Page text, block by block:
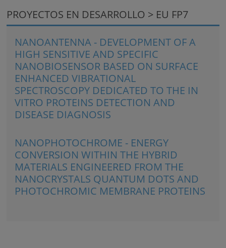
PROYECTOS EN DESARROLLO > EU FP7
NANOANTENNA - DEVELOPMENT OF A
HIGH SENSITIVE AND SPECIFIC
NANOBIOSENSOR BASED ON SURFACE
ENHANCED VIBRATIONAL
SPECTROSCOPY DEDICATED TO THE IN
VITRO PROTEINS DETECTION AND
DISEASE DIAGNOSIS
NANOPHOTOCHROME - ENERGY
CONVERSION WITHIN THE HYBRID
MATERIALS ENGINEERED FROM THE
NANOCRYSTALS QUANTUM DOTS AND
PHOTOCHROMIC MEMBRANE PROTEINS